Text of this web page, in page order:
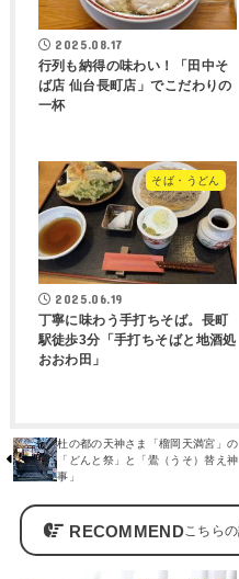
2025.08.17
行列も納得の味わい！「田中そ
ば店 仙台長町店」でこだわりの
一杯
そば・うどん
2025.06.19
丁寧に味わう手打ちそば。長町
駅徒歩3分「手打ちそばと地酒処
おおわ田」
杜の都の天神さま「榴岡天満宮」の
「どんと祭」と「鷽（うそ）替え神
事」
RECOMMEND